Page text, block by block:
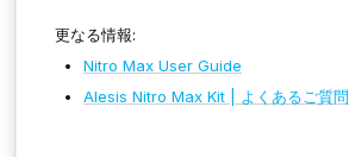
更なる情報:
Nitro Max User Guide
Alesis Nitro Max Kit | よくあるご質問